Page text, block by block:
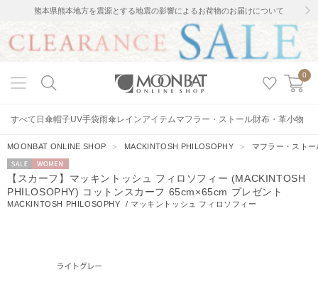
熊本県熊本地方を震源とする地震の影響によるお荷物のお届けについて
0
すべて 日傘帽子UV手袋雨傘レインアイテムマフラー・ストール財布・革小物
MOONBAT ONLINE SHOP ＞ MACKINTOSH PHILOSOPHY＞ マフラー・ストー
セー
ル
WOMEN
【スカーフ】マッキントッシュ フィロソフィー (MACKINTOSH
PHILOSOPHY) コットンスカーフ 65cm×65cm プレゼント
MACKINTOSH PHILOSOPHY / マッキントッシュ フィロソフィー